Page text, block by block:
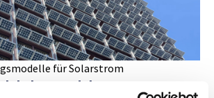
für Solarstrom
lokales Handelsgut